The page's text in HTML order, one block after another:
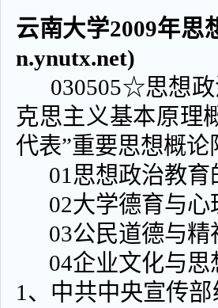
云南大学2009年思
n.ynutx.net)
030505☆思想政
克思主义基本原理
代表”重要思想概
01思想政治教
02大学德育与心
03公民道德与精
04企业文化与思
1、中共中央宣传